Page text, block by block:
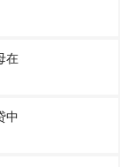
在
中